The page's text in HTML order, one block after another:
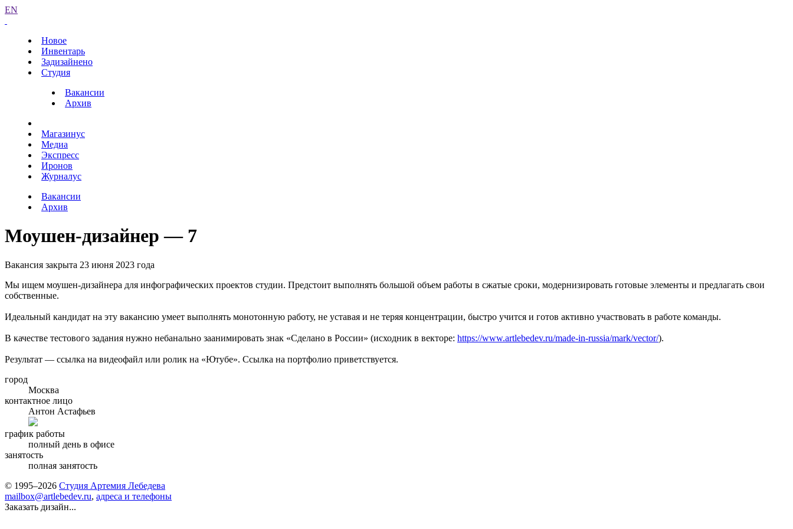
EN
Новое
Инвентарь
Задизайнено
Студия
Вакансии
Архив
Магазинус
Медиа
Экспресс
Иронов
Журналус
Вакансии
Архив
Моушен-дизайнер — 7
Вакансия закрыта 23 июня 2023 года
Мы ищем моушен-дизайнера для инфографических проектов студии. Предстоит выполнять большой объем работы в сжатые сроки, модернизировать готовые элементы и предлагать свои
собственные.
Идеальный кандидат на эту вакансию умеет выполнять монотонную работу, не уставая и не теряя концентрации, быстро учится и готов активно участвовать в работе команды.
В качестве тестового задания нужно небанально заанимировать знак «Сделано в России» (исходник в векторе: https://www.artlebedev.ru/made-in-russia/mark/vector/).
Результат — ссылка на видеофайл или ролик на «Ютубе». Ссылка на портфолио приветствуется.
город
Москва
контактное лицо
Антон Астафьев
график работы
полный день в офисе
занятость
полная занятость
© 1995–2026 Студия Артемия Лебедева
mailbox@artlebedev.ru, адреса и телефоны
Заказать дизайн...